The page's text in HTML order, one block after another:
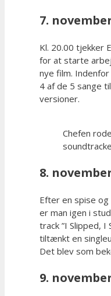
7.
Kl. 20.00 tjekker
for at starte
nye film.
4 af de 5 sange
versioner.
Chefen
8.
Efter en spise
er man igen i
track ”I Slipped, I
tiltænkt en
Det blev som
9.